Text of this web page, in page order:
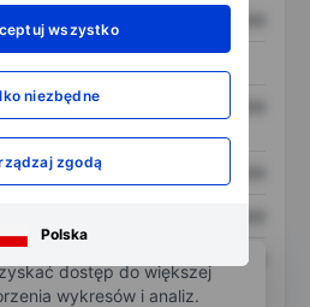
wszystko
niezbędne
zgodą
Polska
XXXXXXX
XXXXXXX
XXXXXXX
XXXXXXX
dostęp do większej
wykresów i analiz.